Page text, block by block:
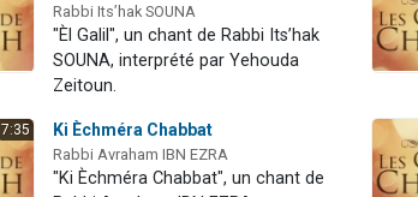
Rabbi Its’hak SOUNA
"Èl Galil", un chant de Rabbi Its’hak
SOUNA, interprété par Yehouda
Zeitoun.
7:35 Ki Èchméra Chabbat
Rabbi Avraham IBN EZRA
"Ki Èchméra Chabbat", un chant de